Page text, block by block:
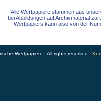
Alle Wertpapiere stammen aus
bei Abbildungen auf Archivmaterial
Wertpapiers kann also von der
Wertpapiere - All rights reserved -